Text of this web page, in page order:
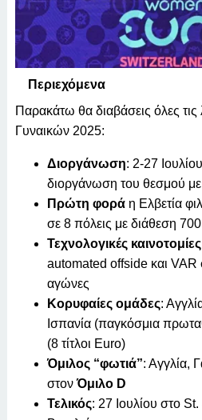
Περιεχόμενα
Παρακάτω θα διαβάσεις όλες τις
Γυναικών 2025:
Διοργάνωση: 2-27
διοργάνωση του θεσμού με
Πρώτη φοράη Ελβετία
σε 8 πόλεις με διάθεση
Τεχνολογικές καινοτομίες
automated offside και VAR
αγώνες
Κορυφαίες ομάδες:
Ισπανία (παγκόσμια
(8 τίτλοι Euro)
Όμιλος “φωτιά”: Αγγλία,
στονΌμιλο D
Τελικός: 27 Ιουλίου στο